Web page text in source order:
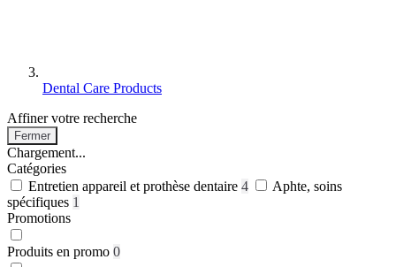
Dental Care Products
Affiner votre recherche
Fermer
Chargement...
Catégories
Entretien appareil et prothèse dentaire 4
Aphte, soins
spécifiques 1
Promotions
Produits en promo 0